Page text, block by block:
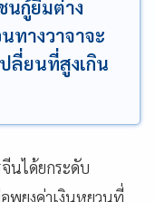
นกู้ยืมต่าง
ทางวาจาจะ
ลี่ยนที่สูงเกิน
จีนได้ยกระดับ
พยุงค่าเงินหยวนที่